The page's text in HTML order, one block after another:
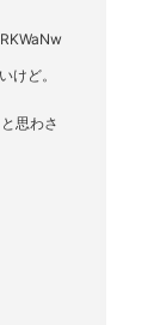
けど。
思わさ